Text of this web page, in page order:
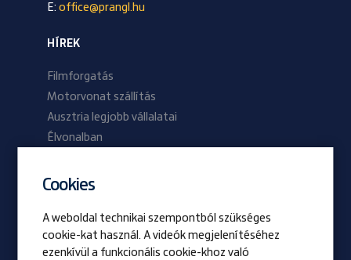
E: office@prangl.hu
HÍREK
Filmforgatás
Motorvonat szállítás
Ausztria legjobb vállalatai
Élvonalban
2023/02 lapszám
Nyitott pozíciók
Cookies
A weboldal technikai szempontból szükséges
cookie-kat használ. A videók megjelenítéséhez
ezenkívül a funkcionális cookie-khoz való